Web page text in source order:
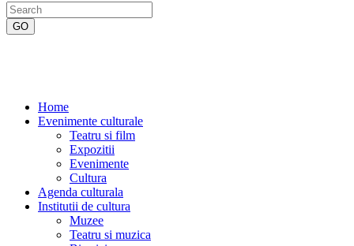
Home
Evenimente culturale
Teatru si film
Expozitii
Evenimente
Cultura
Agenda culturala
Institutii de cultura
Muzee
Teatru si muzica